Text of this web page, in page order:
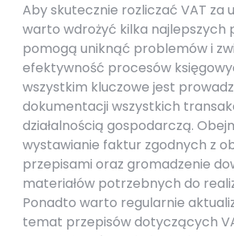
Aby skutecznie rozliczać VAT za
warto wdrożyć kilka najlepszych
pomogą uniknąć problemów i
efektywność procesów
wszystkim kluczowe jest
dokumentacji wszystkich
działalnością gospodarczą.
wystawianie faktur zgodnych z
przepisami oraz gromadzenie
materiałów potrzebnych do
Ponadto warto regularnie
temat przepisów dotyczących